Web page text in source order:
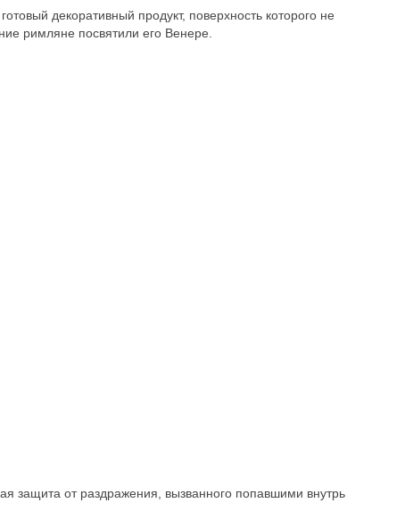
декоративный продукт, поверхность которого не
римляне посвятили его Венере.
защита от раздражения, вызванного попавшими внутрь